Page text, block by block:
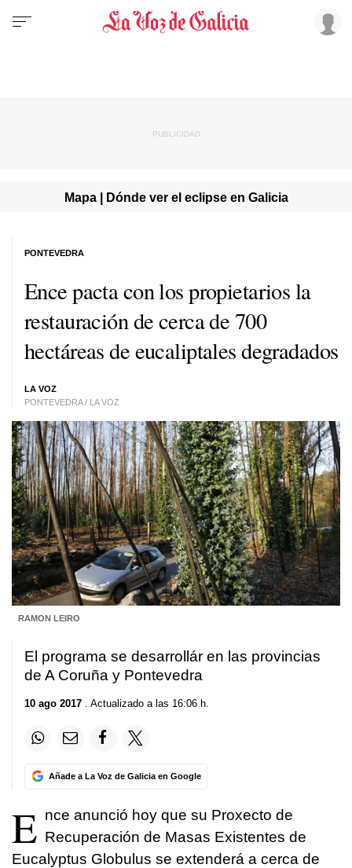
Mapa | Dónde ver el eclipse en Galicia
Ence pacta con los propietarios la
restauración de cerca de 700
hectáreas de eucaliptales degradados
LA VOZ
PONTEVEDRA / LA VOZ
PONTEVEDRA
RAMON LEIRO
El programa se desarrollár en las provincias
de A Coruña y Pontevedra
10 ago 2017 . Actualizado a las 16:06 h.
Añade a La Voz de Galicia en Google
E nce anunció hoy que su Proxecto de
Recuperación de Masas Existentes de
Eucalyptus Globulus se extenderá a cerca de